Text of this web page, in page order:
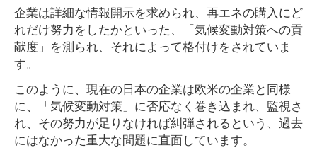
企業は詳細な情報開示を求められ、再エネの購入にど
れだけ努力をしたかといった、「気候変動対策への貢
献度」を測られ、それによって格付けをされていま
す。
このように、現在の日本の企業は欧米の企業と同様
に、「気候変動対策」に否応なく巻き込まれ、監視さ
れ、その努力が足りなければ糾弾されるという、過去
にはなかった重大な問題に直面しています。